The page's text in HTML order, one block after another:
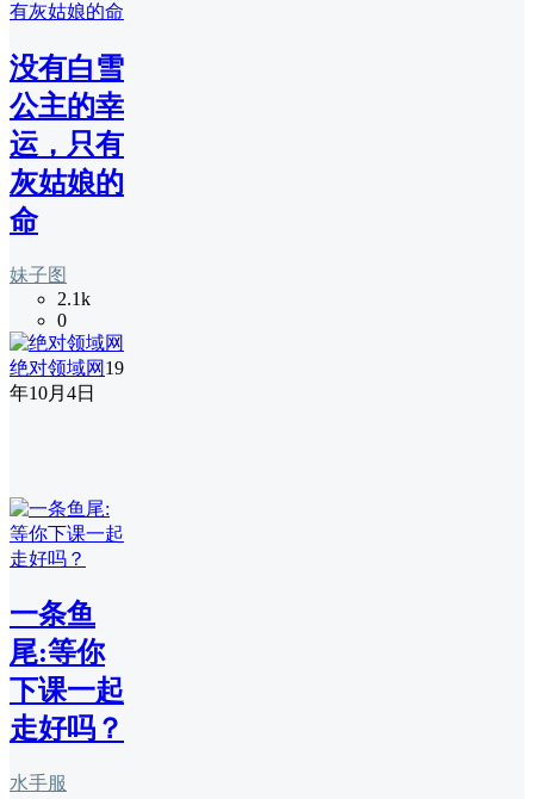
没有白雪
公主的幸
运，只有
灰姑娘的
命
妹子图
2.1k
0
绝对领域网 19
年10月4日
一条鱼
尾:等你
下课一起
走好吗？
水手服